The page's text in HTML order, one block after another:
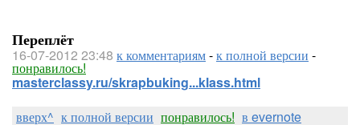
Переплёт
16-07-2012 23:48 к комментариям-к полной версии -
понравилось!
masterclassy.ru/skrapbuking...klass.html
вверх^ к полной версии понравилось! в evernote